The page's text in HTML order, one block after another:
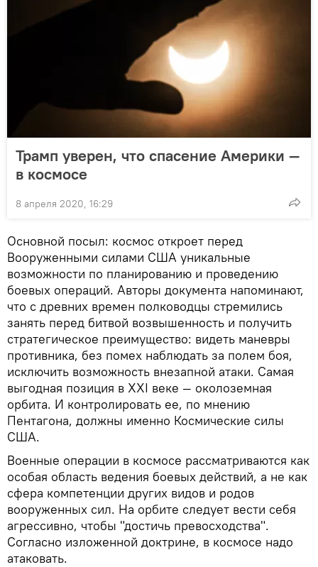
Трамп уверен, что спасение Америки —
в космосе
8 апреля 2020, 16:29
Основной посыл: космос откроет перед
Вооруженными силами США уникальные
возможности по планированию и проведению
боевых операций. Авторы документа напоминают,
что с древних времен полководцы стремились
занять перед битвой возвышенность и получить
стратегическое преимущество: видеть маневры
противника, без помех наблюдать за полем боя,
исключить возможность внезапной атаки. Самая
выгодная позиция в XXI веке — околоземная
орбита. И контролировать ее, по мнению
Пентагона, должны именно Космические силы
США.
Военные операции в космосе рассматриваются как
особая область ведения боевых действий, а не как
сфера компетенции других видов и родов
вооруженных сил. На орбите следует вести себя
агрессивно, чтобы "достичь превосходства".
Согласно изложенной доктрине, в космосе надо
атаковать.